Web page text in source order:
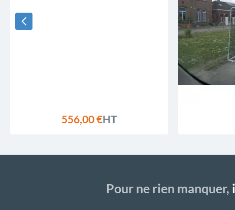
556,00 €HT
Pour ne rien manquer,